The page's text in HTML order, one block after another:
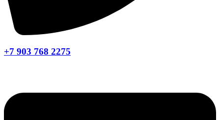
+7 903 768 2275